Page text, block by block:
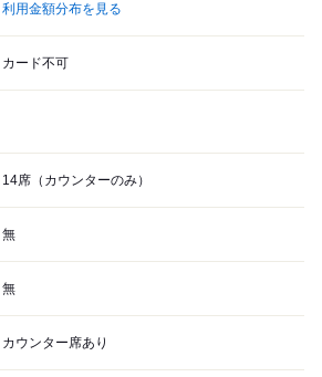
利用金額分布を見る
カード不可
14席（カウンターのみ）
無
無
カウンター席あり